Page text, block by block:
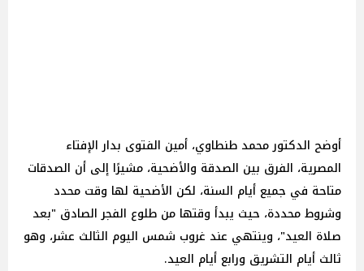
أوضح الدكتور محمد طنطاوي، أمين الفتوى بدار الإفتاء
المصرية، الفرق بين الصدقة والأضحية، مشيرًا إلى أن الصدقات
متاحة في جميع أيام السنة، لكن الأضحية لها وقت محدد
وشروط محددة، حيث يبدأ وقتها من طلوع الفجر الصادق "بعد
صلاة العيد"، وينتهي عند غروب شمس اليوم الثالث عشر، وهو
ثالث أيام التشريق ورابع أيام العيد.